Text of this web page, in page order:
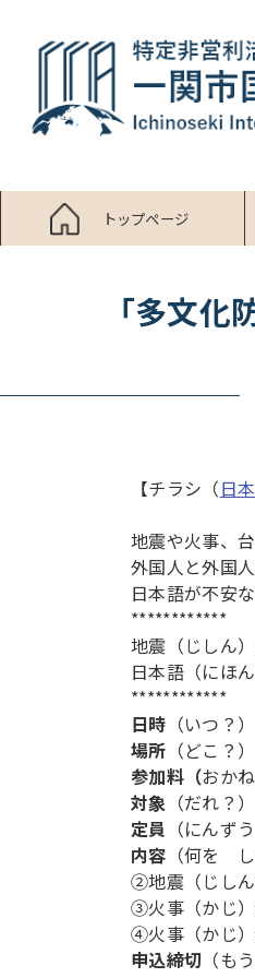
トップページ
「多文
【チラシ（日
地震や火事、
外国人と外国
日本語が不安
************
地震（じしん
日本語（にほ
************
日時 （いつ？
場所 （どこ？
参加料（おか
対象 （だれ
定員 （にんず
内容 （何を
②地震（じし
③火事（かじ
④火事（かじ
申込締切 （も